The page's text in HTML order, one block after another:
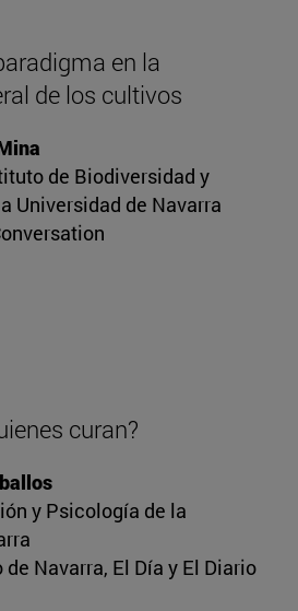
en la
de los cultivos
de Biodiversidad y
Universidad de Navarra
curan?
y Psicología de la
de Navarra, El Día y El Diario